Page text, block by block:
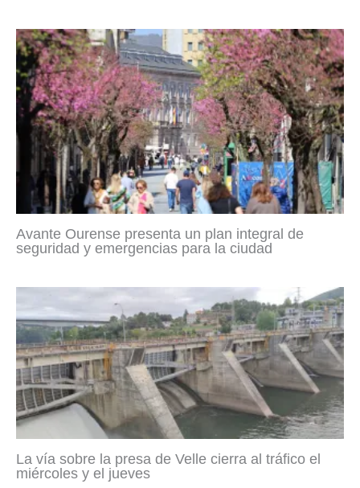
Avante Ourense presenta un plan integral de
seguridad y emergencias para la ciudad
La vía sobre la presa de Velle cierra al tráfico el
miércoles y el jueves